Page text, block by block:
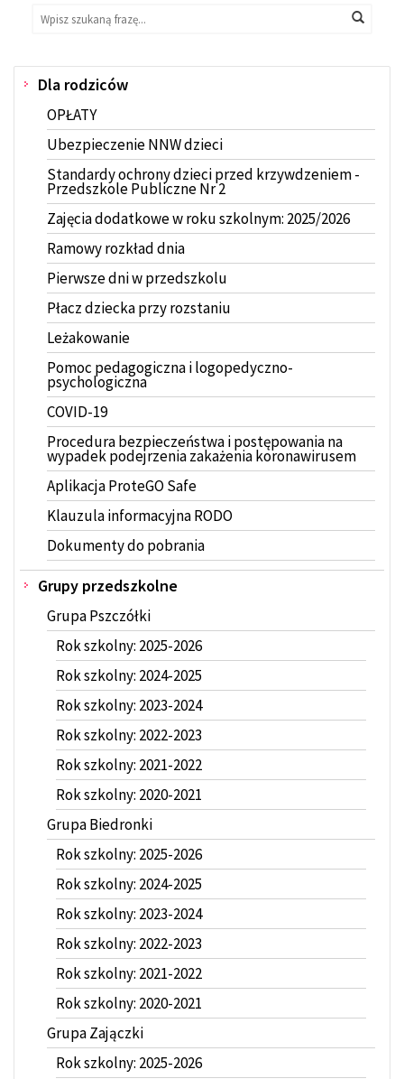
Wyszukiwarka
Wyszukaj
Menu
Dla rodziców
OPŁATY
Ubezpieczenie NNW dzieci
Standardy ochrony dzieci przed krzywdzeniem -
Przedszkole Publiczne Nr 2
Zajęcia dodatkowe w roku szkolnym: 2025/2026
Ramowy rozkład dnia
Pierwsze dni w przedszkolu
Płacz dziecka przy rozstaniu
Leżakowanie
Pomoc pedagogiczna i logopedyczno-
psychologiczna
COVID-19
Procedura bezpieczeństwa i postępowania na
wypadek podejrzenia zakażenia koronawirusem
Aplikacja ProteGO Safe
Klauzula informacyjna RODO
Dokumenty do pobrania
Grupy przedszkolne
Grupa Pszczółki
Rok szkolny: 2025-2026
Rok szkolny: 2024-2025
Rok szkolny: 2023-2024
Rok szkolny: 2022-2023
Rok szkolny: 2021-2022
Rok szkolny: 2020-2021
Grupa Biedronki
Rok szkolny: 2025-2026
Rok szkolny: 2024-2025
Rok szkolny: 2023-2024
Rok szkolny: 2022-2023
Rok szkolny: 2021-2022
Rok szkolny: 2020-2021
Grupa Zajączki
Rok szkolny: 2025-2026